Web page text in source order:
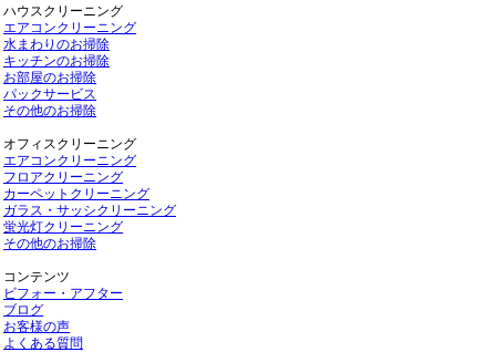
ハウスクリーニング
エアコンクリーニング
水まわりのお掃除
キッチンのお掃除
お部屋のお掃除
パックサービス
その他のお掃除
オフィスクリーニング
エアコンクリーニング
フロアクリーニング
カーペットクリーニング
ガラス・サッシクリーニング
蛍光灯クリーニング
その他のお掃除
コンテンツ
ビフォー・アフター
ブログ
お客様の声
よくある質問